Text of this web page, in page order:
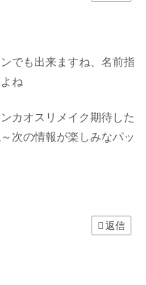
でも出来ますね、名前指
ね
カオスリメイク期待した
次の情報が楽しみなパッ
返信